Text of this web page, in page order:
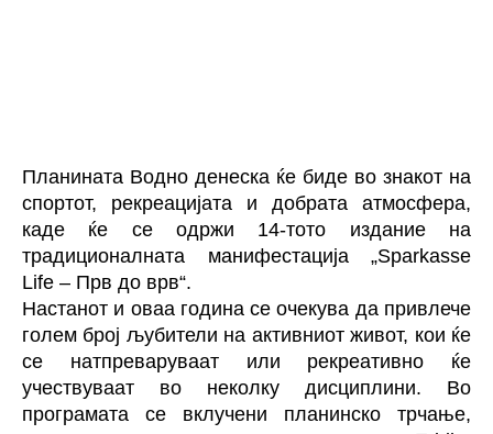
Планината Водно денеска ќе биде во знакот на
спортот, рекреацијата и добрата атмосфера,
каде ќе се одржи 14-тото издание на
традиционалната манифестација „Sparkasse
Life – Прв до врв“.
Настанот и оваа година се очекува да привлече
голем број љубители на активниот живот, кои ќе
се натпреваруваат или рекреативно ќе
учествуваат во неколку дисциплини. Во
програмата се вклучени планинско трчање,